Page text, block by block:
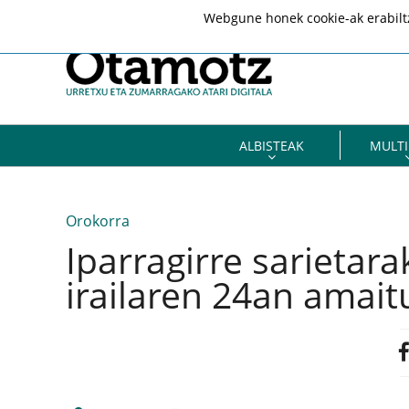
ALBISTEAK
Orokorra
Iparragirre
irailaren 24an
Webgune honek cookie-ak